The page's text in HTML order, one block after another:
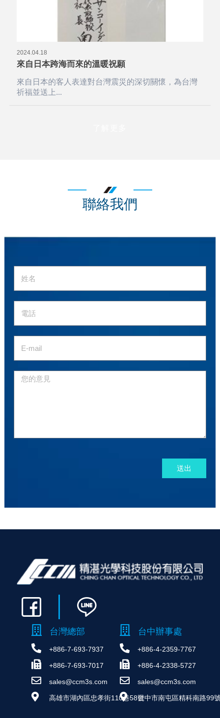
2024.04.18
來自日本跨海而來的溫暖祝願
來自日本的客人表達對台灣震災的深切關懷，為台灣
祈福並送上...
聯絡我們
送出
台灣總部
+886-7-693-7937
+886-7-693-7017
sales@ccm3s.com
高雄市湖內區忠孝街110巷58號
台中辦事處
+886-4-2359-7767
+886-4-2338-5727
sales@ccm3s.com
台中市南屯區精科南路99